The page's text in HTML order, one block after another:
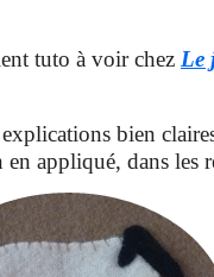
tuto à voir chez Le
bien
appliqué, dans les